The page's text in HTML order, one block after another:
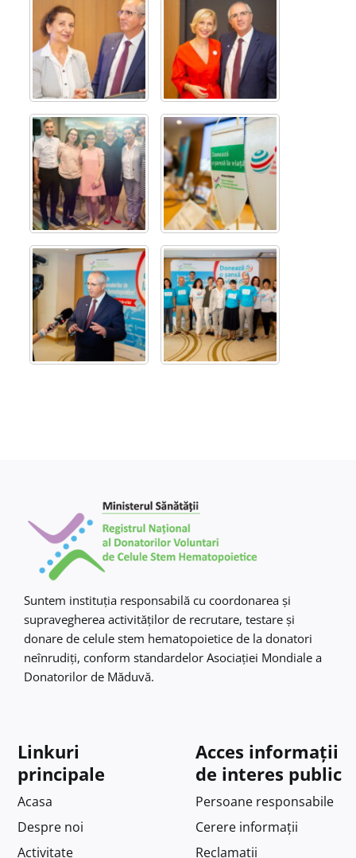
Suntem instituţia responsabilă cu coordonarea şi
supravegherea activităţilor de recrutare, testare şi
donare de celule stem hematopoietice de la donatori
neînrudiţi, conform standardelor Asociaţiei Mondiale a
Donatorilor de Măduvă.
Linkuri
principale
Acasa
Despre noi
Activitate
Acces informații
de interes public
Persoane responsabile
Cerere informații
Reclamații